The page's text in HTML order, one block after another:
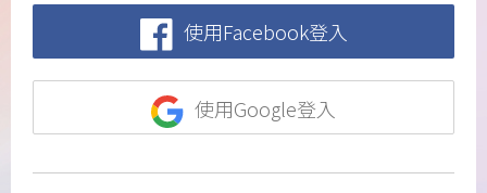
使用Facebook登入
使用Google登入